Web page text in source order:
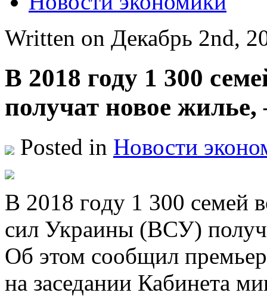
Written on Декабрь 2nd,
В 2018 году 1 300
получат новое
Posted in Новости
В 2018 гoду 1 300 семей
сил Украины (ВСУ)
Об этом сообщил
на заседании Кабинета